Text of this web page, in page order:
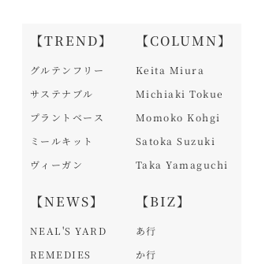
【TREND】
グルテンフリー
サステナブル
プラントベース
ミールキット
ヴィーガン
【NEWS】
NEAL'S YARD
REMEDIES
【COLUMN】
Keita Miura
Michiaki Tokue
Momoko Kohgi
Satoka Suzuki
Taka Yamaguchi
【BIZ】
あ行
か行